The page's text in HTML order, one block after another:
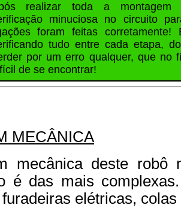
realizar toda a montagem
minuciosa no circuito
foram feitas
tudo entre cada etapa,
por um erro qualquer, que no
de se encontrar!
MECÂNICA
mecânica deste
é das mais
elétricas, colas